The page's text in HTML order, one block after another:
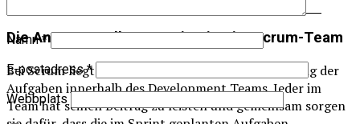
Die Antwort: Selbstorganisation im Scrum-Team
Bei Scrum liegt die Verantwortung für die Erledigung der
Aufgaben innerhalb des Development Teams. Jeder im
Team hat seinen Beitrag zu leisten und gemeinsam sorgen
Namn*
E-postadress*
Webbplats